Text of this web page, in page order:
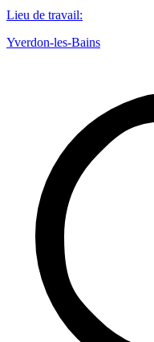
Lieu de travail:
Yverdon-les-Bains